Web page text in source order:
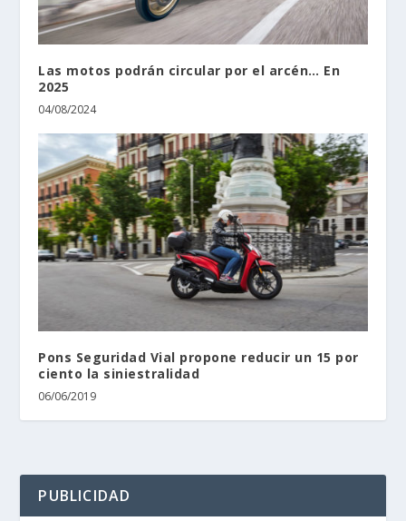
Las motos podrán circular por el arcén… En
2025
04/08/2024
Pons Seguridad Vial propone reducir un 15 por
ciento la siniestralidad
06/06/2019
PUBLICIDAD